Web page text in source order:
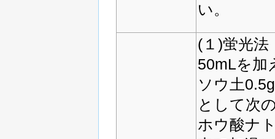
い。
(１)蛍光法
50mLを加
ソウ土
として次
ホウ酸ナ